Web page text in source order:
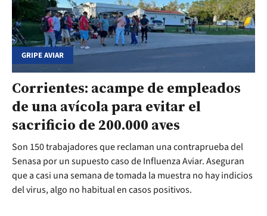
GRIPE AVIAR
Corrientes: acampe de empleados
de una avícola para evitar el
sacrificio de 200.000 aves
Son 150 trabajadores que reclaman una contraprueba del
Senasa por un supuesto caso de Influenza Aviar. Aseguran
que a casi una semana de tomada la muestra no hay indicios
del virus, algo no habitual en casos positivos.